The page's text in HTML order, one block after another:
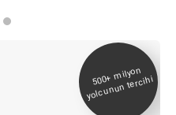
500+
milyon
yolcunun tercihi